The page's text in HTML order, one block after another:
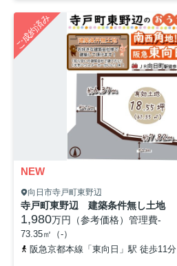
ご成約済み
NEW
向日市寺戸町東野辺
寺戸町東野辺 建築条件無し土地
1,980万円（参考価格） 管理費-
73.35㎡（-）
阪急京都本線「東向日」駅 徒歩11分